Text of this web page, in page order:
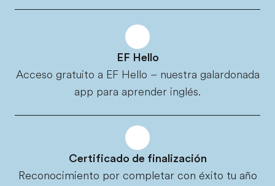
EF Hello
Acceso gratuito a EF Hello – nuestra galardonada
app para aprender inglés.
Certificado de finalización
Reconocimiento por completar con éxito tu año